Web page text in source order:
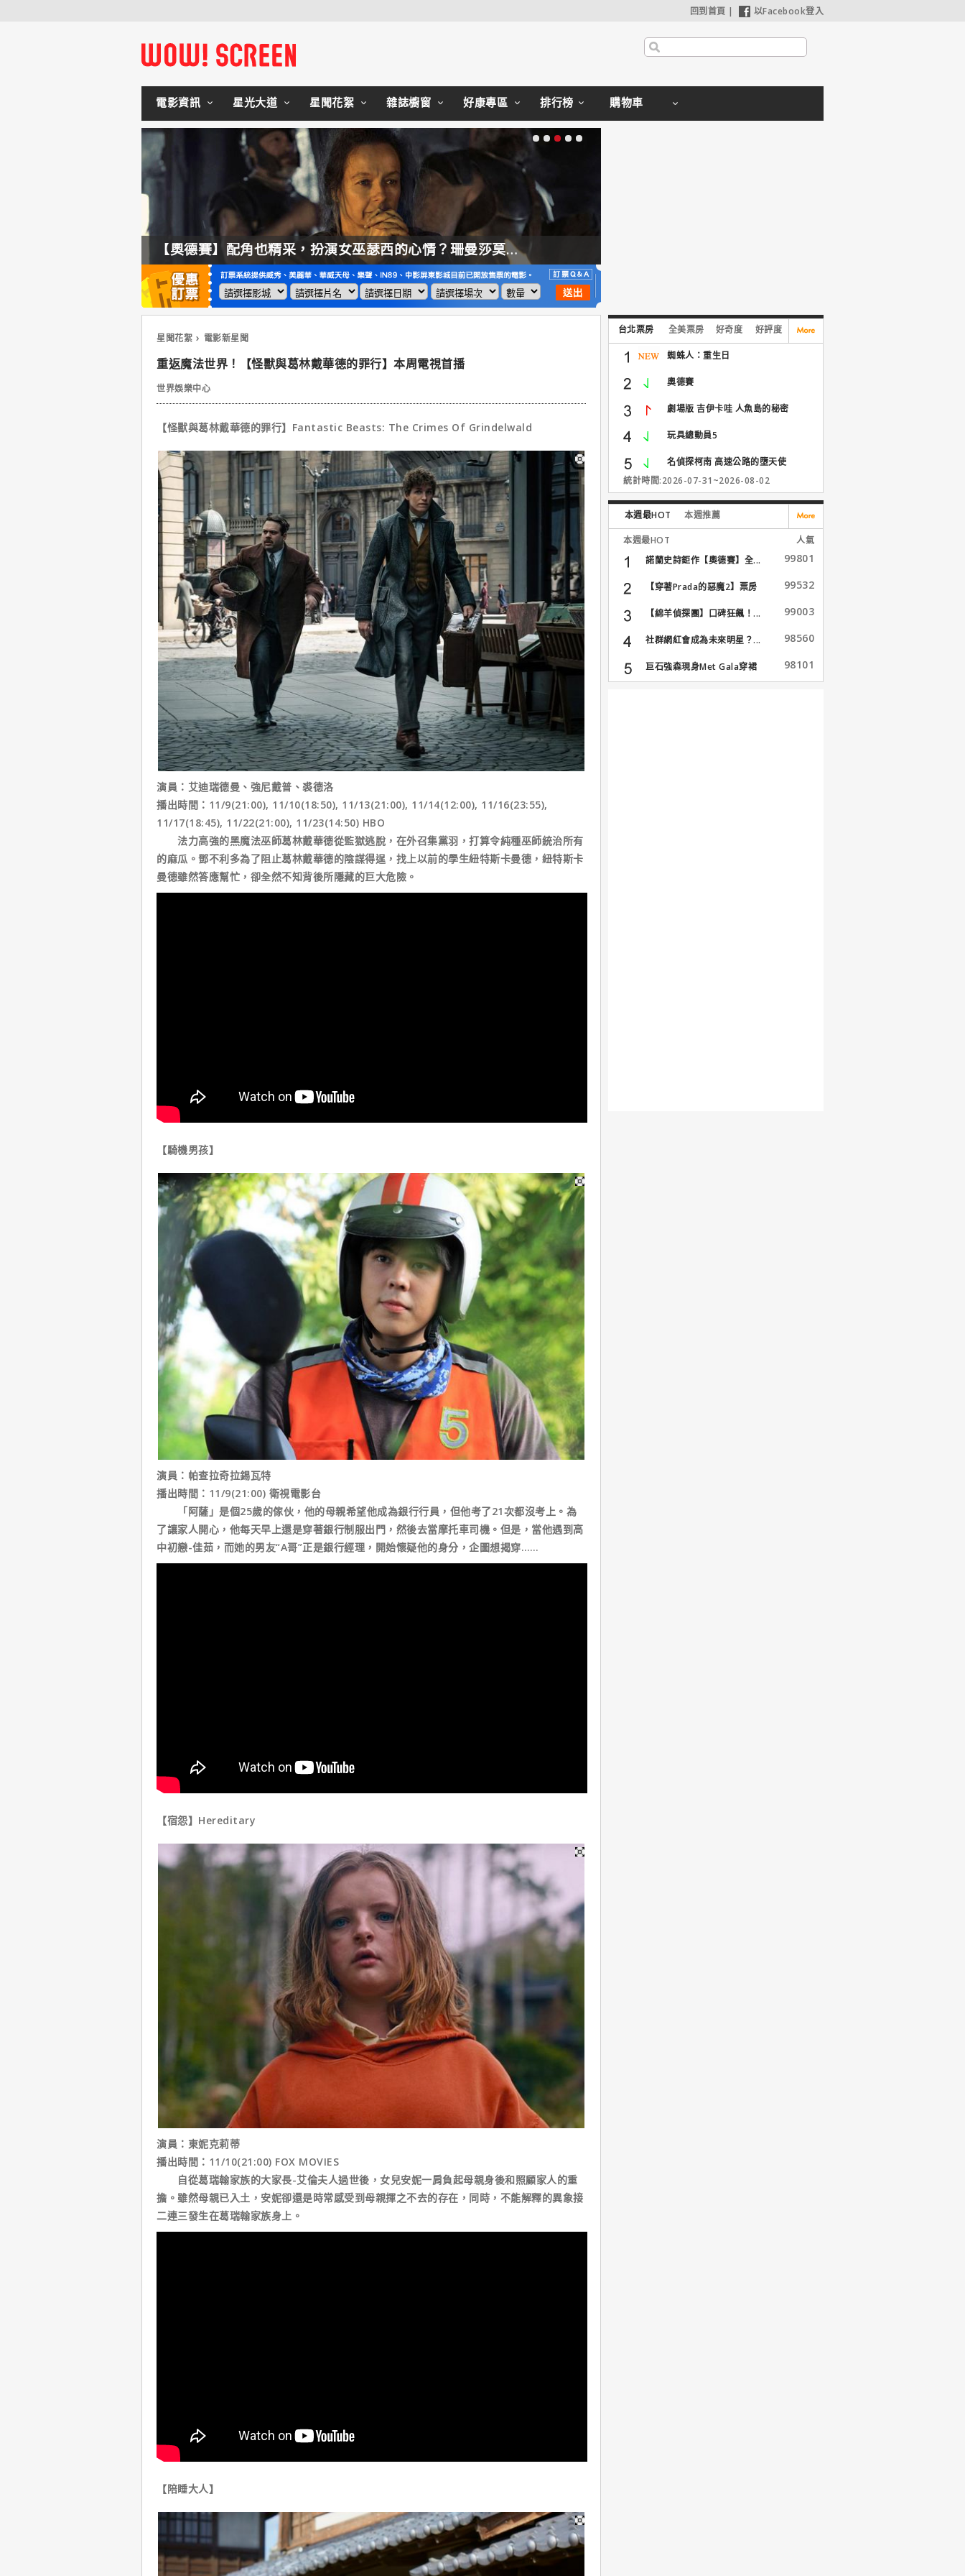
回到首頁 | 以Facebook登入
電影資訊 星光大道 星聞花絮 雜誌櫥窗 好康專區 排行榜 購物車
【奧德賽】配角也精采，扮演女巫瑟西的心情？珊曼莎莫頓：「感覺就像重生」
星聞花絮 電影新星聞
重返魔法世界！【怪獸與葛林戴華德的罪行】本周電視首播
世界娛樂中心
【怪獸與葛林戴華德的罪行】Fantastic Beasts: The Crimes Of Grindelwald
演員：艾迪瑞德曼、強尼戴普、裘德洛
播出時間：11/9(21:00), 11/10(18:50), 11/13(21:00), 11/14(12:00), 11/16(23:55),
11/17(18:45), 11/22(21:00), 11/23(14:50) HBO
法力高強的黑魔法巫師葛林戴華德從監獄逃脫，在外召集黨羽，打算令純種巫師統治所有
的麻瓜。鄧不利多為了阻止葛林戴華德的陰謀得逞，找上以前的學生紐特斯卡曼德，紐特斯卡
曼德雖然答應幫忙，卻全然不知背後所隱藏的巨大危險。
【騎機男孩】
演員：帕查拉奇拉錫瓦特
播出時間：11/9(21:00) 衛視電影台
「阿薩」是個25歲的傢伙，他的母親希望他成為銀行行員，但他考了21次都沒考上。為
了讓家人開心，他每天早上還是穿著銀行制服出門，然後去當摩托車司機。但是，當他遇到高
中初戀-佳茹，而她的男友“A哥”正是銀行經理，開始懷疑他的身分，企圖想揭穿……
【宿怨】Hereditary
演員：東妮克莉蒂
播出時間：11/10(21:00) FOX MOVIES
自從葛瑞翰家族的大家長-艾倫夫人過世後，女兒安妮一肩負起母親身後和照顧家人的重
擔。雖然母親已入土，安妮卻還是時常感受到母親揮之不去的存在，同時，不能解釋的異象接
二連三發生在葛瑞翰家族身上。
【陪睡大人】
台北票房 全美票房 好奇度 好評度
蜘蛛人：重生日
奧德賽
劇場版 吉伊卡哇 人魚島的秘密
玩具總動員5
名偵探柯南 高速公路的墮天使
統計時間:2026-07-31~2026-08-02
本週最HOT 本週推薦
本週最HOT
人氣
諾蘭史詩鉅作【奧德賽】全...
99801
【穿著Prada的惡魔2】票房
99532
【綿羊偵探團】口碑狂飆！... 99003
社群網紅會成為未來明星？... 98560
巨石強森現身Met Gala穿裙
子...
98101